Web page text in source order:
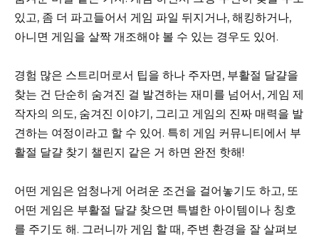
있고, 좀 더 파고들어서 게임 파일 뒤지거나, 해킹하거나,
아니면 게임을 살짝 개조해야 볼 수 있는 경우도 있어.
경험 많은 스트리머로서 팁을 하나 주자면, 부활절 달걀을
찾는 건 단순히 숨겨진 걸 발견하는 재미를 넘어서, 게임 제
작자의 의도, 숨겨진 이야기, 그리고 게임의 진짜 매력을 발
견하는 여정이라고 할 수 있어. 특히 게임 커뮤니티에서 부
활절 달걀 찾기 챌린지 같은 거 하면 완전 핫해!
어떤 게임은 엄청나게 어려운 조건을 걸어놓기도 하고, 또
어떤 게임은 부활절 달걀 찾으면 특별한 아이템이나 칭호
를 주기도 해. 그러니까 게임 할 때, 주변 환경을 잘 살펴보